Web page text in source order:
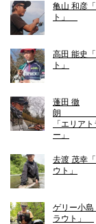
亀山 和彦
ト」
高田 能史
ト」
蓬田 徹
「エリア
ー」
去渡 茂幸
ウト」
ゲリー小島
ラウト」